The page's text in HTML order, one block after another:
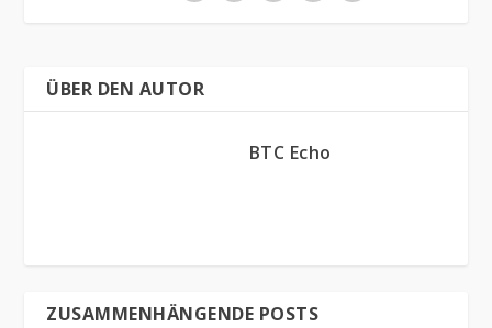
ÜBER DEN AUTOR
BTC Echo
ZUSAMMENHÄNGENDE POSTS